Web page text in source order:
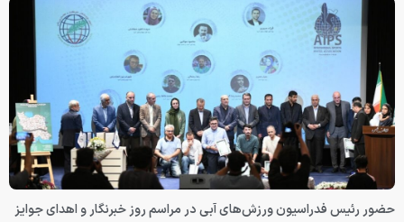
حضور رئیس فدراسیون ورزش‌های آبی در مراسم روز خبرنگار و اهدای جوایز